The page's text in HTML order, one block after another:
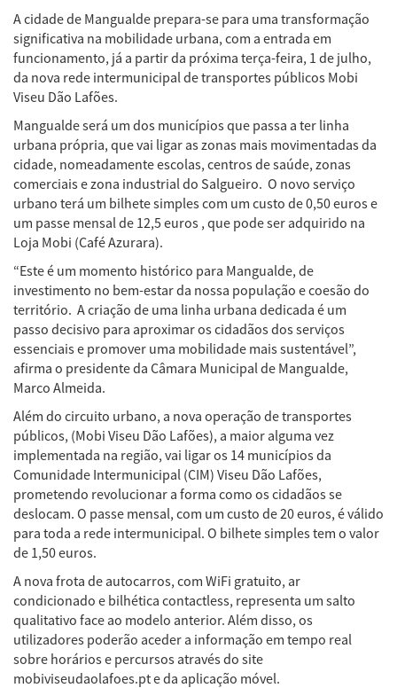
A cidade de Mangualde prepara-se para uma transformação
significativa na mobilidade urbana, com a entrada em
funcionamento, já a partir da próxima terça-feira, 1 de julho,
da nova rede intermunicipal de transportes públicos Mobi
Viseu Dão Lafões.
Mangualde será um dos municípios que passa a ter linha
urbana própria, que vai ligar as zonas mais movimentadas da
cidade, nomeadamente escolas, centros de saúde, zonas
comerciais e zona industrial do Salgueiro. O novo serviço
urbano terá um bilhete simples com um custo de 0,50 euros e
um passe mensal de 12,5 euros , que pode ser adquirido na
Loja Mobi (Café Azurara).
“Este é um momento histórico para Mangualde, de
investimento no bem-estar da nossa população e coesão do
território. A criação de uma linha urbana dedicada é um
passo decisivo para aproximar os cidadãos dos serviços
essenciais e promover uma mobilidade mais sustentável”,
afirma o presidente da Câmara Municipal de Mangualde,
Marco Almeida.
Além do circuito urbano, a nova operação de transportes
públicos, (Mobi Viseu Dão Lafões), a maior alguma vez
implementada na região, vai ligar os 14 municípios da
Comunidade Intermunicipal (CIM) Viseu Dão Lafões,
prometendo revolucionar a forma como os cidadãos se
deslocam. O passe mensal, com um custo de 20 euros, é válido
para toda a rede intermunicipal. O bilhete simples tem o valor
de 1,50 euros.
A nova frota de autocarros, com WiFi gratuito, ar
condicionado e bilhética contactless, representa um salto
qualitativo face ao modelo anterior. Além disso, os
utilizadores poderão aceder a informação em tempo real
sobre horários e percursos através do site
mobiviseudaolafoes.pt e da aplicação móvel.